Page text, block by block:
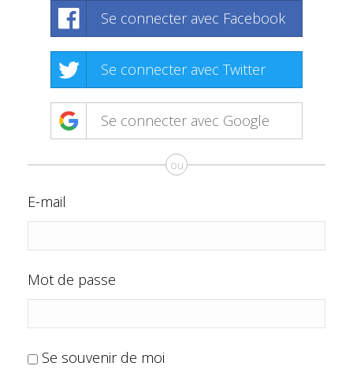
Se connecter avec Facebook
Se connecter avec Twitter
Se connecter avec Google
ou
E-mail
Mot de passe
Se souvenir de moi